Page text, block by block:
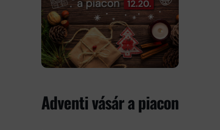
Adventi vásár a piacon